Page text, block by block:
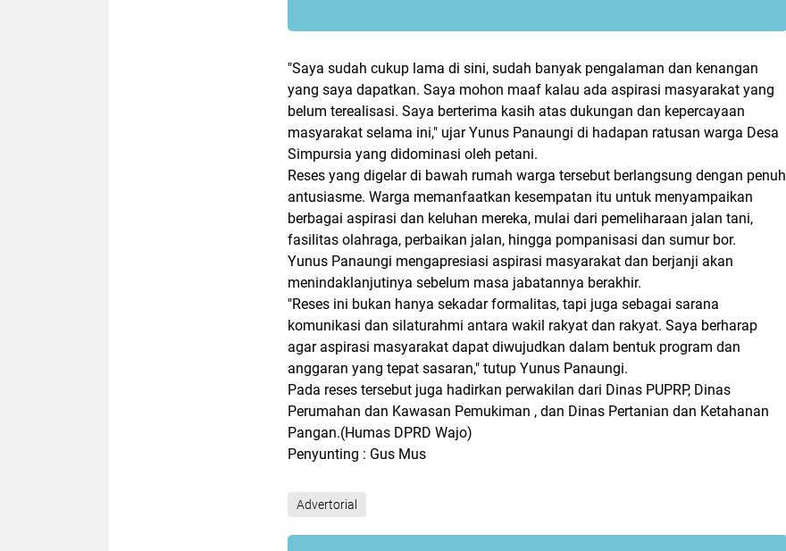
"Saya sudah cukup lama di sini, sudah banyak pengalaman dan kenangan
yang saya dapatkan. Saya mohon maaf kalau ada aspirasi masyarakat yang
belum terealisasi. Saya berterima kasih atas dukungan dan kepercayaan
masyarakat selama ini," ujar Yunus Panaungi di hadapan ratusan warga Desa
Simpursia yang didominasi oleh petani.
Reses yang digelar di bawah rumah warga tersebut berlangsung dengan penuh
antusiasme. Warga memanfaatkan kesempatan itu untuk menyampaikan
berbagai aspirasi dan keluhan mereka, mulai dari pemeliharaan jalan tani,
fasilitas olahraga, perbaikan jalan, hingga pompanisasi dan sumur bor.
Yunus Panaungi mengapresiasi aspirasi masyarakat dan berjanji akan
menindaklanjutinya sebelum masa jabatannya berakhir.
"Reses ini bukan hanya sekadar formalitas, tapi juga sebagai sarana
komunikasi dan silaturahmi antara wakil rakyat dan rakyat. Saya berharap
agar aspirasi masyarakat dapat diwujudkan dalam bentuk program dan
anggaran yang tepat sasaran," tutup Yunus Panaungi.
Pada reses tersebut juga hadirkan perwakilan dari Dinas PUPRP, Dinas
Perumahan dan Kawasan Pemukiman , dan Dinas Pertanian dan Ketahanan
Pangan.(Humas DPRD Wajo)
Penyunting : Gus Mus
Advertorial